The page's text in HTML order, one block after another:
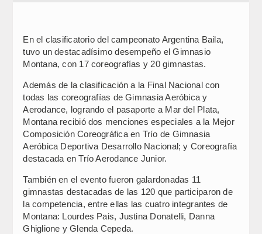
En el clasificatorio del campeonato Argentina Baila,
tuvo un destacadísimo desempeño el Gimnasio
Montana, con 17 coreografías y 20 gimnastas.
Además de la clasificación a la Final Nacional con
todas las coreografías de Gimnasia Aeróbica y
Aerodance, logrando el pasaporte a Mar del Plata,
Montana recibió dos menciones especiales a la Mejor
Composición Coreográfica en Trío de Gimnasia
Aeróbica Deportiva Desarrollo Nacional; y Coreografía
destacada en Trío Aerodance Junior.
También en el evento fueron galardonadas 11
gimnastas destacadas de las 120 que participaron de
la competencia, entre ellas las cuatro integrantes de
Montana: Lourdes Pais, Justina Donatelli, Danna
Ghiglione y Glenda Cepeda.